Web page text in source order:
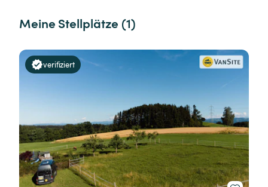
Meine Stellplätze (1)
verifiziert